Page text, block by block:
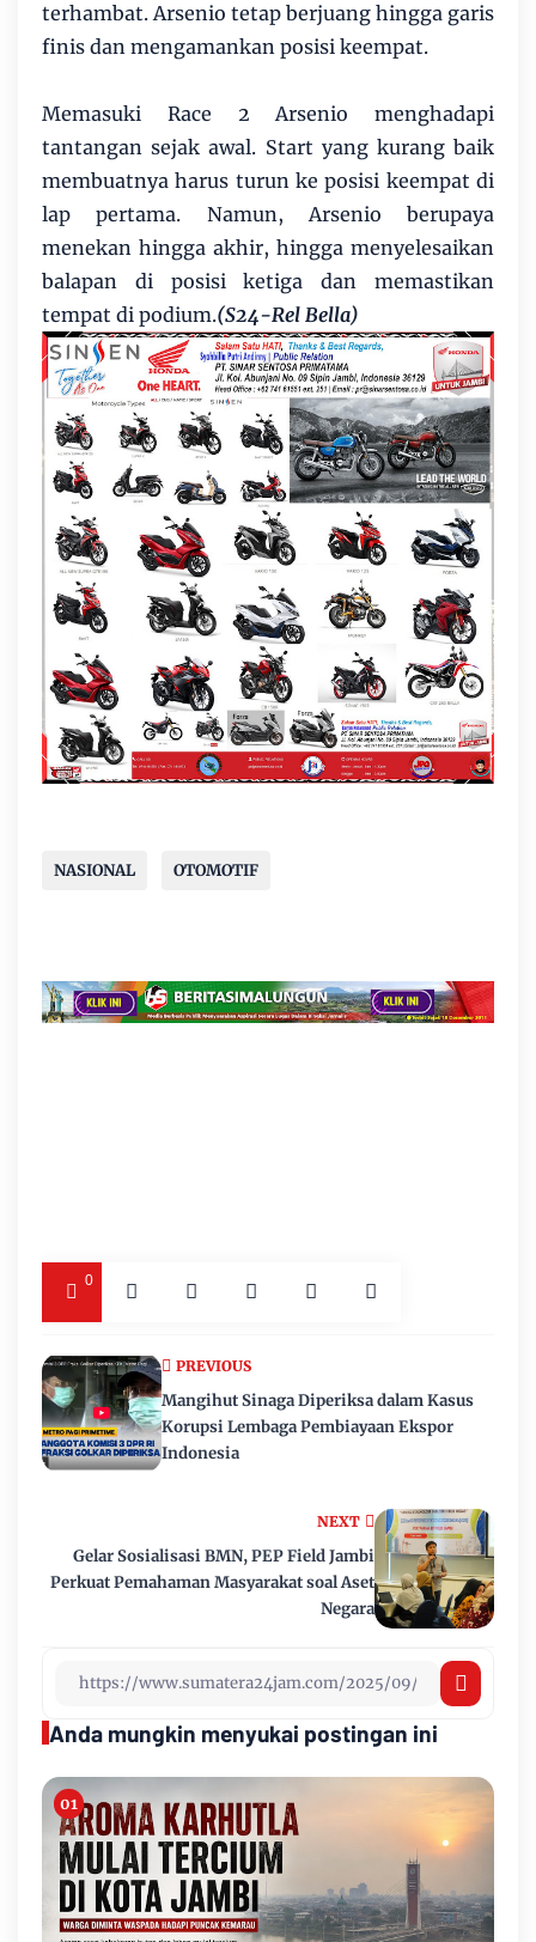
terhambat. Arsenio tetap berjuang hingga garis
finis dan mengamankan posisi keempat.
Memasuki Race 2 Arsenio menghadapi
tantangan sejak awal. Start yang kurang baik
membuatnya harus turun ke posisi keempat di
lap pertama. Namun, Arsenio berupaya
menekan hingga akhir, hingga menyelesaikan
balapan di posisi ketiga dan memastikan
tempat di podium.(S24-Rel Bella)
NASIONAL OTOMOTIF
0
NEXT
Gelar Sosialisasi BMN, PEP Field Jambi
Perkuat Pemahaman Masyarakat soal Aset
Negara
PREVIOUS
Mangihut Sinaga Diperiksa dalam Kasus
Korupsi Lembaga Pembiayaan Ekspor
Indonesia
Anda mungkin menyukai postingan ini